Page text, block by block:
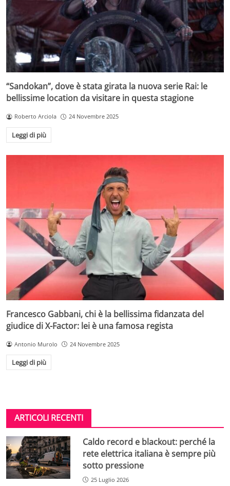
“Sandokan”, dove è stata girata la nuova serie Rai: le
bellissime location da visitare in questa stagione
Roberto Arciola 24 Novembre 2025
Leggi di più
Francesco Gabbani, chi è la bellissima fidanzata del
giudice di X-Factor: lei è una famosa regista
Antonio Murolo 24 Novembre 2025
Leggi di più
ARTICOLI RECENTI
Caldo record e blackout: perché la
rete elettrica italiana è sempre più
sotto pressione
25 Luglio 2026